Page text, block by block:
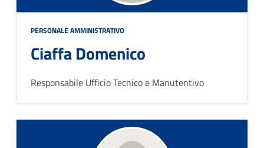
PERSONALE AMMINISTRATIVO
Ciaffa Domenico
Responsabile Ufficio Tecnico e Manutentivo